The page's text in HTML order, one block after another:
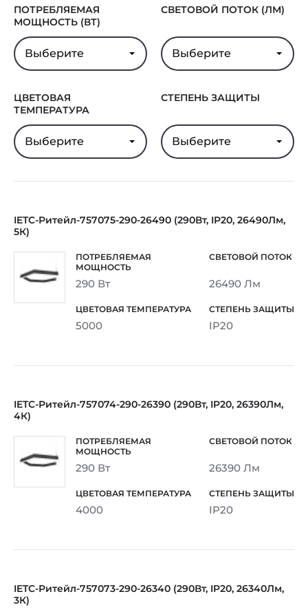
ПОТРЕБЛЯЕМАЯ
МОЩНОСТЬ (ВТ)
Выберите
СВЕТОВОЙ ПОТОК (ЛМ)
Выберите
ЦВЕТОВАЯ
ТЕМПЕРАТУРА
Выберите
СТЕПЕНЬ ЗАЩИТЫ
Выберите
IETC-Ритейл-757075-290-26490 (290Вт, IP20, 26490Лм,
5К)
290 Вт 26490 Лм
5000 IP20
IETC-Ритейл-757074-290-26390 (290Вт, IP20, 26390Лм,
4К)
290 Вт 26390 Лм
4000 IP20
IETC-Ритейл-757073-290-26340 (290Вт, IP20, 26340Лм,
3К)